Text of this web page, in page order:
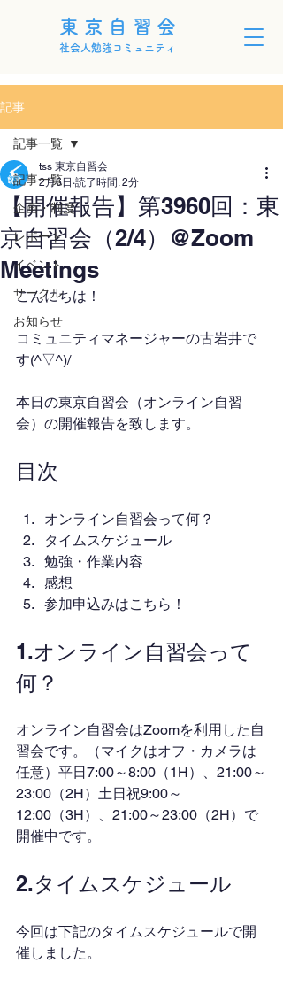
東京自習会
社会人勉強コミュニティ
記事
記事一覧
企画・制度
レポート
イベント
サークル
お知らせ
記事一覧
【開催報告】第3960回：東
京自習会（2/4）@Zoom
Meetings
tss 東京自習会
2月6日 読了時間: 2分
こんにちは！
コミュニティマネージャーの古岩井で
す(^▽^)/
本日の東京自習会（オンライン自習
会）の開催報告を致します。
目次
オンライン自習会って何？
タイムスケジュール
勉強・作業内容
感想
参加申込みはこちら！
1.オンライン自習会って
何？
オンライン自習会はZoomを利用した自
習会です。（マイクはオフ・カメラは
任意）平日7:00～8:00（1H）、21:00～
23:00（2H）土日祝9:00～
12:00（3H）、21:00～23:00（2H）で
開催中です。
2.タイムスケジュール
今回は下記のタイムスケジュールで開
催しました。